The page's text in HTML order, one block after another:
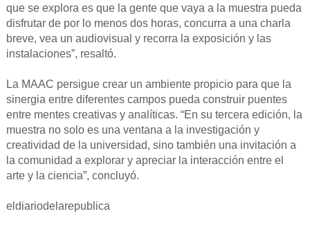
que se explora es que la gente que vaya a la muestra pueda
disfrutar de por lo menos dos horas, concurra a una charla
breve, vea un audiovisual y recorra la exposición y las
instalaciones”, resaltó.
La MAAC persigue crear un ambiente propicio para que la
sinergia entre diferentes campos pueda construir puentes
entre mentes creativas y analíticas. “En su tercera edición, la
muestra no solo es una ventana a la investigación y
creatividad de la universidad, sino también una invitación a
la comunidad a explorar y apreciar la interacción entre el
arte y la ciencia”, concluyó.
eldiariodelarepublica